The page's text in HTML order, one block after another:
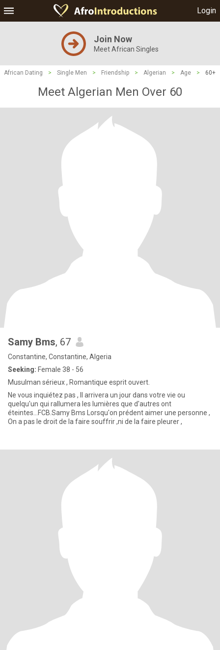
Login
Join Now
Meet African Singles
African Dating > Single Men > Friendship > Algerian > Age > 60+
Meet Algerian Men Over 60
Samy Bms, 67
Constantine, Constantine, Algeria
Seeking: Female 38 - 56
Musulman sérieux , Romantique esprit ouvert.
Ne vous inquiétez pas , Il arrivera un jour dans votre vie ou
quelqu'un qui rallumera les lumières que d'autres ont
éteintes...FCB.Samy Bms Lorsqu'on prédent aimer une personne ,
On a pas le droit de la faire souffrir ,ni de la faire pleurer ,